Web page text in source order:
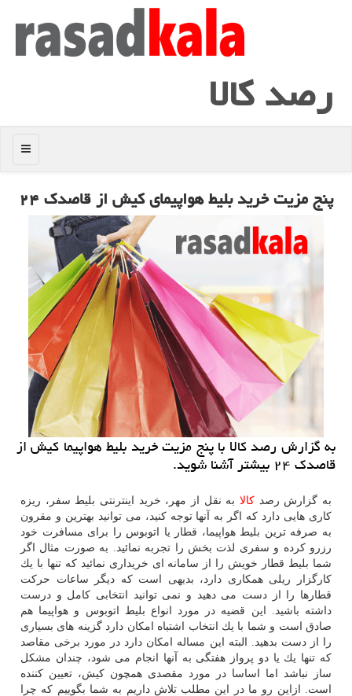
رصد كالا
منو
پنج مزیت خرید بلیط هواپیمای كیش از قاصدك ۲۴
به گزارش رصد كالا با پنج مزیت خرید بلیط هواپیما كیش از
قاصدك ۲۴ بیشتر آشنا شوید.
به گزارش رصد كالا به نقل از مهر، خرید اینترنتی بلیط سفر، ریزه
كاری هایی دارد كه اگر به آنها توجه كنید، می توانید بهترین و مقرون
به صرفه ترین بلیط هواپیما، قطار یا اتوبوس را برای مسافرت خود
رزرو كرده و سفری لذت بخش را تجربه نمائید. به صورت مثال اگر
شما بلیط قطار خویش را از سامانه ای خریداری نمائید كه تنها با یك
كارگزار ریلی همكاری دارد، بدیهی است كه دیگر ساعات حركت
قطارها را از دست می دهید و نمی توانید انتخابی كامل و درست
داشته باشید. این قضیه در مورد انواع بلیط اتوبوس و هواپیما هم
صادق است و شما با یك انتخاب اشتباه امكان دارد گزینه های بسیاری
را از دست بدهید. البته این مساله امكان دارد در مورد برخی مقاصد
كه تنها یك یا دو پرواز هفتگی به آنها انجام می شود، چندان مشكل
ساز نباشد اما اساسا در مورد مقصدی همچون كیش، تعیین كننده
است. ازاین رو ما در این مطلب تلاش داریم به شما بگوییم كه چرا